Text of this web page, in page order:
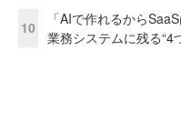
10
「AIで作れるから
業務システムに残る“4